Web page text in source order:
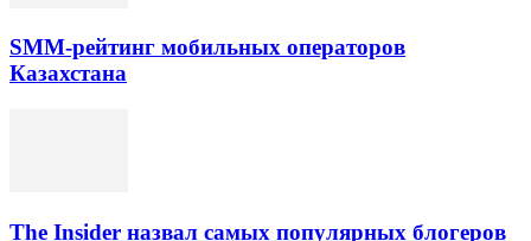
SMM-рейтинг мобильных операторов
Казахстана
The Insider назвал самых популярных блогеров